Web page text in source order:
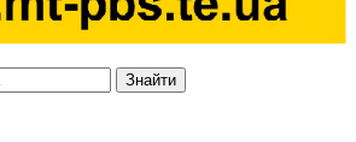
Знайти